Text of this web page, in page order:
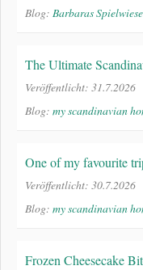
Blog: Barbaras Spielwiese
The Ultimate
Veröffentlicht: 31.7.2026
Blog: my scandinavian
One of my favourite
Veröffentlicht: 30.7.2026
Blog: my scandinavian
Frozen Cheesecake